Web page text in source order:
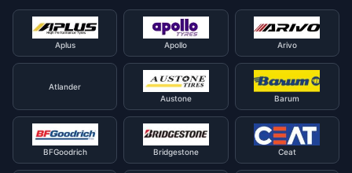
Aplus Apollo Arivo
Atlander
Austone
Barum
BFGoodrich Bridgestone Ceat